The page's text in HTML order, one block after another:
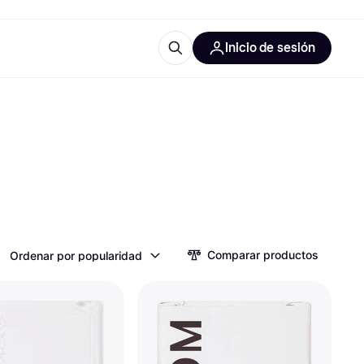
categorías
Inicio de sesión
Ordenar por popularidad Comparar productos